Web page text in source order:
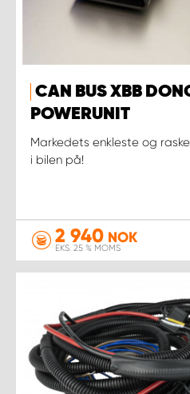
CAN BUS XBB
POWERUNIT
Markedets enkleste og
i bilen på!
2 940 NOK
EKS. 25 % MOMS
WORK SYSTEM TRONDHEIM